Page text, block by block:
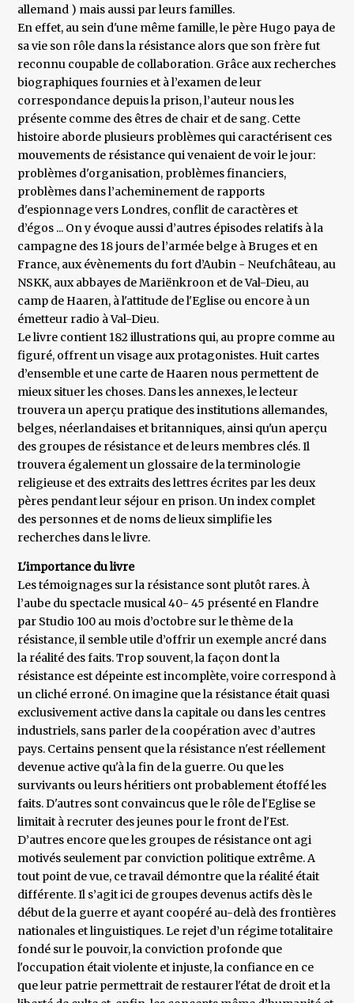
allemand ) mais aussi par leurs familles.
En effet, au sein d'une même famille, le père Hugo paya de
sa vie son rôle dans la résistance alors que son frère fut
reconnu coupable de collaboration. Grâce aux recherches
biographiques fournies et à l’examen de leur
correspondance depuis la prison, l’auteur nous les
présente comme des êtres de chair et de sang. Cette
histoire aborde plusieurs problèmes qui caractérisent ces
mouvements de résistance qui venaient de voir le jour:
problèmes d'organisation, problèmes financiers,
problèmes dans l’acheminement de rapports
d'espionnage vers Londres, conflit de caractères et
d’égos ... On y évoque aussi d’autres épisodes relatifs à la
campagne des 18 jours de l’armée belge à Bruges et en
France, aux évènements du fort d’Aubin - Neufchâteau, au
NSKK, aux abbayes de Mariënkroon et de Val-Dieu, au
camp de Haaren, à l'attitude de l'Eglise ou encore à un
émetteur radio à Val-Dieu.
Le livre contient 182 illustrations qui, au propre comme au
figuré, offrent un visage aux protagonistes. Huit cartes
d’ensemble et une carte de Haaren nous permettent de
mieux situer les choses. Dans les annexes, le lecteur
trouvera un aperçu pratique des institutions allemandes,
belges, néerlandaises et britanniques, ainsi qu'un aperçu
des groupes de résistance et de leurs membres clés. Il
trouvera également un glossaire de la terminologie
religieuse et des extraits des lettres écrites par les deux
pères pendant leur séjour en prison. Un index complet
des personnes et de noms de lieux simplifie les
recherches dans le livre.
L'importance du livre
Les témoignages sur la résistance sont plutôt rares. À
l’aube du spectacle musical 40- 45 présenté en Flandre
par Studio 100 au mois d’octobre sur le thème de la
résistance, il semble utile d’offrir un exemple ancré dans
la réalité des faits. Trop souvent, la façon dont la
résistance est dépeinte est incomplète, voire correspond à
un cliché erroné. On imagine que la résistance était quasi
exclusivement active dans la capitale ou dans les centres
industriels, sans parler de la coopération avec d’autres
pays. Certains pensent que la résistance n'est réellement
devenue active qu'à la fin de la guerre. Ou que les
survivants ou leurs héritiers ont probablement étoffé les
faits. D'autres sont convaincus que le rôle de l'Eglise se
limitait à recruter des jeunes pour le front de l'Est.
D’autres encore que les groupes de résistance ont agi
motivés seulement par conviction politique extrême. A
tout point de vue, ce travail démontre que la réalité était
différente. Il s’agit ici de groupes devenus actifs dès le
début de la guerre et ayant coopéré au-delà des frontières
nationales et linguistiques. Le rejet d’un régime totalitaire
fondé sur le pouvoir, la conviction profonde que
l'occupation était violente et injuste, la confiance en ce
que leur patrie permettrait de restaurer l'état de droit et la